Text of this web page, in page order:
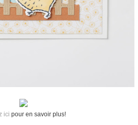
ici pour en savoir plus!